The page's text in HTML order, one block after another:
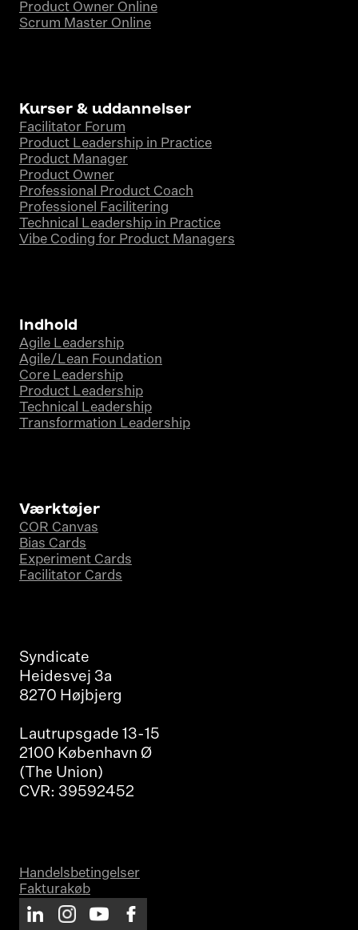
Product Owner Online
Scrum Master Online
Kurser & uddannelser
Facilitator Forum
Product Leadership in Practice
Product Manager
Product Owner
Professional Product Coach
Professionel Facilitering
Technical Leadership in Practice
Vibe Coding for Product Managers
Indhold
Agile Leadership
Agile/Lean Foundation
Core Leadership
Product Leadership
Technical Leadership
Transformation Leadership
Værktøjer
COR Canvas
Bias Cards
Experiment Cards
Facilitator Cards
Syndicate
Heidesvej 3a
8270 Højbjerg
Lautrupsgade 13-15
2100 København Ø
(The Union)
CVR: 39592452
Handelsbetingelser
Fakturakøb